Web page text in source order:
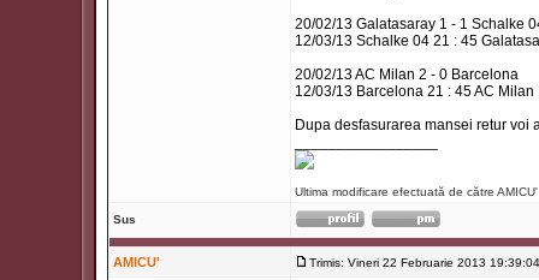
20/02/13 Galatasaray 1 - 1 Schalke
12/03/13 Schalke 04 21 : 45
20/02/13 AC Milan 2 - 0 Barcelona
12/03/13 Barcelona 21 : 45 AC Milan
Dupa desfasurarea mansei retur voi
Ultima modificare efectuată de către
Sus
AMICU' Trimis: Vineri 22 Februarie 2013 19:39:04